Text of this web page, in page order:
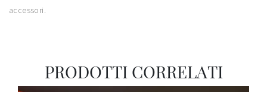
accessori.
PRODOTTI CORRELATI